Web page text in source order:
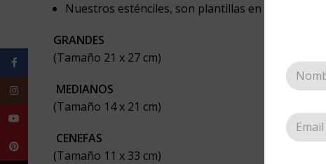
Nuestros esténciles, son plantillas en acetato.
GRANDES
(Tamaño 21 x 27 cm)
MEDIANOS
(Tamaño 14 x 21 cm)
CENEFAS
(Tamaño 11 x 33 cm)
Facebook
Instagram
Pinterest